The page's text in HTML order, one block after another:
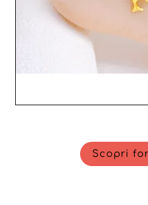
Scopri